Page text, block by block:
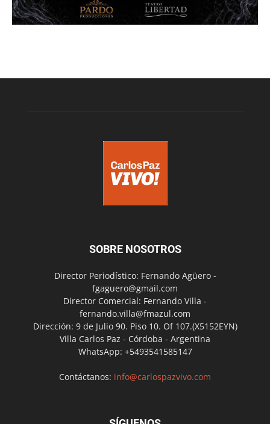
SOBRE NOSOTROS
Director Periodístico: Fernando Agüero -
fgaguero@gmail.com
Director Comercial: Fernando Villa -
fernando.villa@fmazul.com
Dirección: 9 de Julio 90. Piso 10. Of 107.(X5152EYN)
Villa Carlos Paz - Córdoba - Argentina
WhatsApp: +5493541585147
Contáctanos: info@carlospazvivo.com